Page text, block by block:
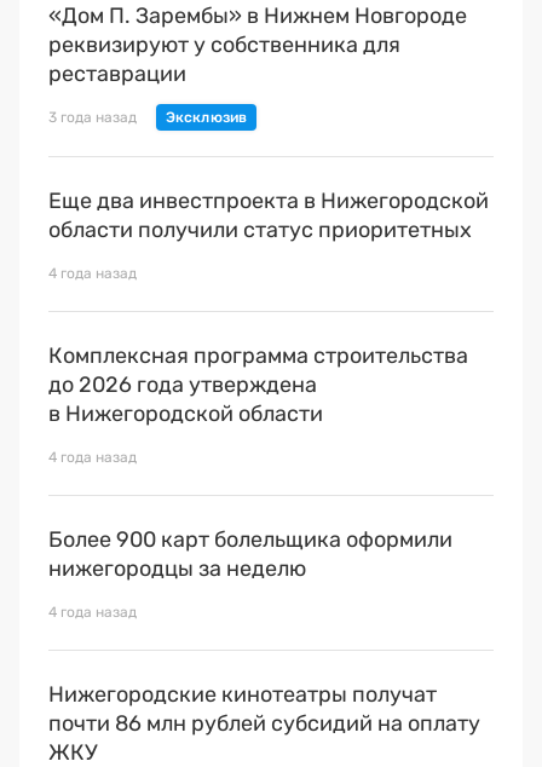
«Дом П. Зарембы» в Нижнем Новгороде
реквизируют у собственника для
реставрации
3 года назад
Еще два инвестпроекта в Нижегородской
области получили статус приоритетных
4 года назад
Комплексная программа строительства
до 2026 года утверждена
в Нижегородской области
4 года назад
Более 900 карт болельщика оформили
нижегородцы за неделю
4 года назад
Нижегородские кинотеатры получат
почти 86 млн рублей субсидий на оплату
ЖКУ